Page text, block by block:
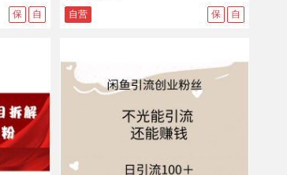
自
保 自营 自
保